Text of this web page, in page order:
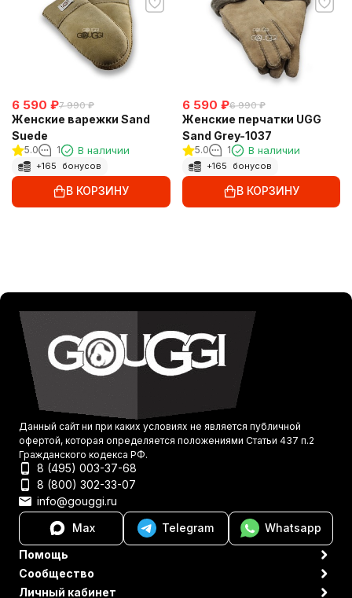
6 590 ₽7 990 ₽
Женские варежки Sand
Suede
5.0 1 В наличии
+165 бонусов
В КОРЗИНУ
6 590 ₽6 990 ₽
Женские перчатки UGG
Sand Grey-1037
5.0 1 В наличии
+165 бонусов
В КОРЗИНУ
Данный сайт ни при каких условиях не является публичной
офертой, которая определяется положениями Статьи 437 п.2
Гражданского кодекса РФ.
8 (495) 003-37-68
8 (800) 302-33-07
info@gouggi.ru
Max
Telegram
Whatsapp
Помощь
Сообщество
Личный кабинет